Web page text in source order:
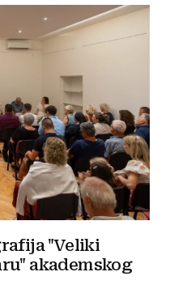
"Veliki
akademskog